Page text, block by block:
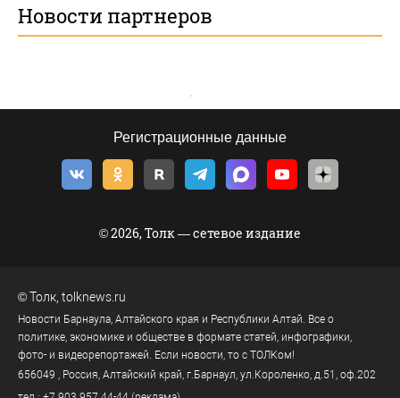
Новости партнеров
Регистрационные данные
© 2026, Толк — сетевое издание
©Толк tolknews.ru
Новости Барнаула, Алтайского края и Республики Алтай. Все о
политике, экономике и обществе в формате статей, инфографики,
фото- и видеорепортажей. Если новости, то с ТОЛКом!
656049
, Россия, Алтайский край, г. Барнаул ул.Короленко, д.51, оф.202